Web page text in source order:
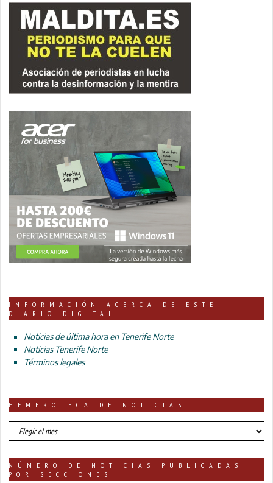
INFORMACIÓN ACERCA DE ESTE
DIARIO DIGITAL
Noticias de última hora en Tenerife Norte
Noticias Tenerife Norte
Términos legales
HEMEROTECA DE NOTICIAS
HEMEROTECA
DE
NÚMERO DE NOTICIAS PUBLICADAS
POR SECCIONES